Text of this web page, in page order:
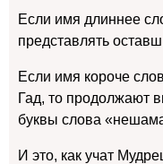
Если имя длиннее
представлять
Если имя короче
Гад, то продолжают
буквы слова
И это, как учат